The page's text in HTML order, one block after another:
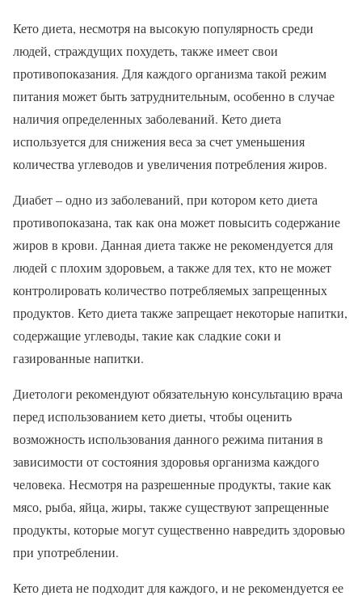
Кето диета, несмотря на высокую популярность среди
людей, страждущих похудеть, также имеет свои
противопоказания. Для каждого организма такой режим
питания может быть затруднительным, особенно в случае
наличия определенных заболеваний. Кето диета
используется для снижения веса за счет уменьшения
количества углеводов и увеличения потребления жиров.
Диабет – одно из заболеваний, при котором кето диета
противопоказана, так как она может повысить содержание
жиров в крови. Данная диета также не рекомендуется для
людей с плохим здоровьем, а также для тех, кто не может
контролировать количество потребляемых запрещенных
продуктов. Кето диета также запрещает некоторые напитки,
содержащие углеводы, такие как сладкие соки и
газированные напитки.
Диетологи рекомендуют обязательную консультацию врача
перед использованием кето диеты, чтобы оценить
возможность использования данного режима питания в
зависимости от состояния здоровья организма каждого
человека. Несмотря на разрешенные продукты, такие как
мясо, рыба, яйца, жиры, также существуют запрещенные
продукты, которые могут существенно навредить здоровью
при употреблении.
Кето диета не подходит для каждого, и не рекомендуется ее